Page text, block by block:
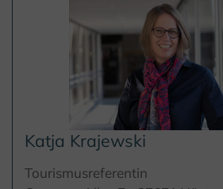
Katja Krajewski
Tourismusreferentin